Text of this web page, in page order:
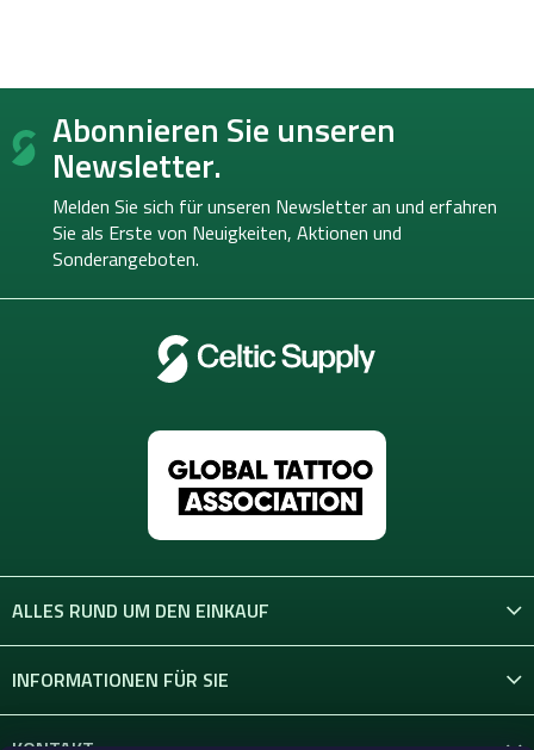
F
ß Abonnieren Sie unseren
Newsletter.
Melden Sie sich für unseren Newsletter an und erfahren
Sie als Erste von Neuigkeiten, Aktionen und
Sonderangeboten.
ALLES RUND UM DEN EINKAUF
INFORMATIONEN FÜR SIE